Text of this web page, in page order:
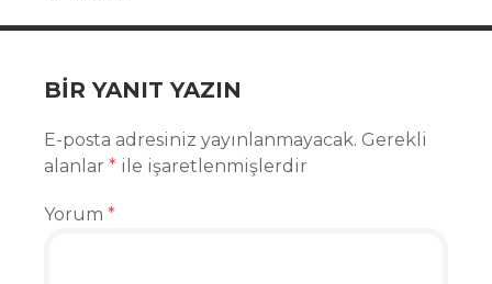
BIR YANIT YAZIN
E-posta adresiniz yayınlanmayacak. Gerekli
alanlar * ile işaretlenmişlerdir
Yorum *